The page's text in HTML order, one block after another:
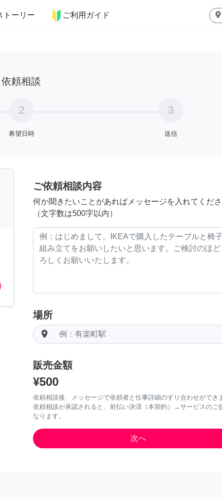
トーリー ご利用ガイド place
い事 ペット 料理
依頼相談
2
希望日時
3
送信
ご依頼相談内容
何か聞きたいことがあればメッセージを入れてくだ
（文字数は500字以内）
場所
room
販売金額
¥500
依頼相談後、メッセージで依頼者と仕事詳細のすり合わせができ
依頼相談が承認されると、前払い決済（本契約）→サービスのご
なります。